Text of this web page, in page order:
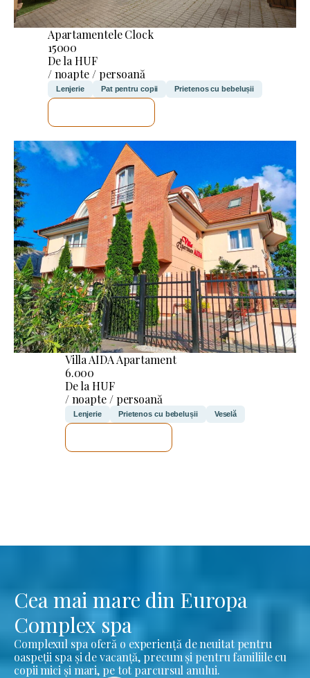
Apartamentele Clock
15000
De la HUF
/ noapte / persoană
Lenjerie Pat pentru copii Prietenos cu bebelușii
Villa AIDA Apartament
6.000
De la HUF
/ noapte / persoană
Lenjerie Prietenos cu bebelușii Veselă
Cea mai mare din Europa
Complex spa
Complexul spa oferă o experiență de neuitat pentru
oaspeții spa și de vacanță, precum și pentru familiile cu
copii mici și mari, pe tot parcursul anului.